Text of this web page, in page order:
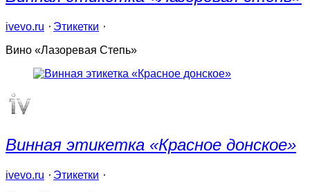
ivevo.ru ⋅ Этикетки ⋅
Вино «Лазоревая Степь»
Винная этикетка «Крaсное донское»
ivevo.ru ⋅ Этикетки ⋅